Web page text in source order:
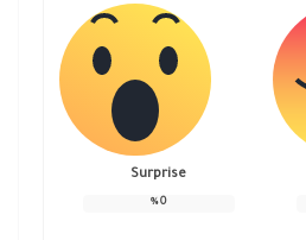
Surprise
0
%